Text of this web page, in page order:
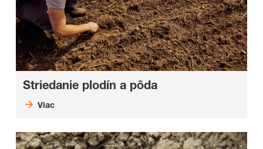
Striedanie plodín a pôda
Viac